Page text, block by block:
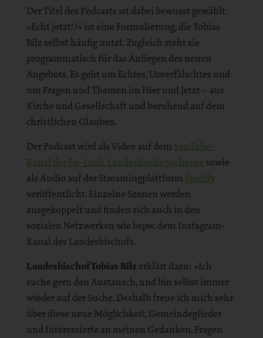
Der Titel des Podcasts ist dabei bewusst gewählt:
»Echt jetzt!?« ist eine Formulierung, die Tobias
Bilz selbst häufig nutzt. Zugleich steht sie
programmatisch für das Anliegen des neuen
Angebots. Es geht um Echtes, Unverfälschtes und
um Fragen und Themen im Hier und Jetzt – aus
Kirche und Gesellschaft und beruhend auf dem
christlichen Glauben.
Der Podcast wird als Video auf demYouTube-
Kanal der Ev.-Luth. Landeskirche Sachsens sowie
als Audio auf der Streamingplattform Spotify
veröffentlicht. Einzelne Szenen werden
ausgekoppelt und finden sich auch in den
sozialen Netzwerken wie bspw. dem Instagram-
Kanal des Landesbischofs.
Landesbischof Tobias Bilz erklärt dazu: »Ich
suche gern den Austausch, und bin selbst immer
wieder auf der Suche. Deshalb freue ich mich sehr
über diese neue Möglichkeit, Gemeindeglieder
und Interessierte an meinen Gedanken, Fragen